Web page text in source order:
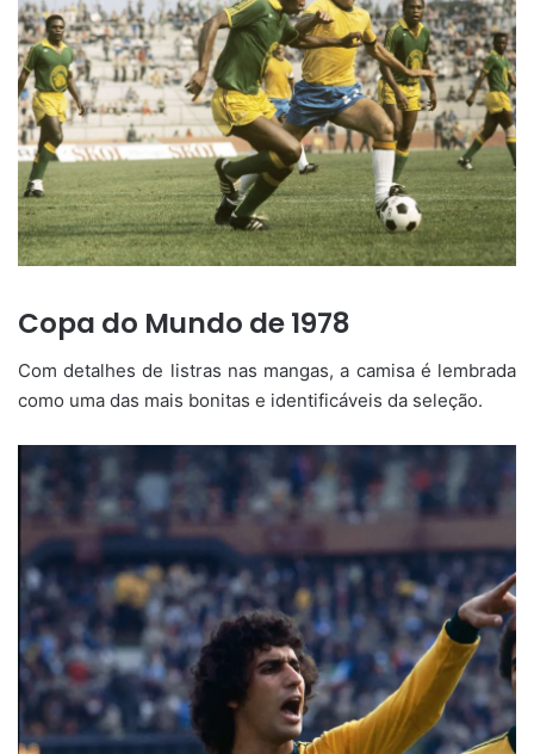
Copa do Mundo de 1978
Com detalhes de listras nas mangas, a camisa é lembrada
como uma das mais bonitas e identificáveis da seleção.